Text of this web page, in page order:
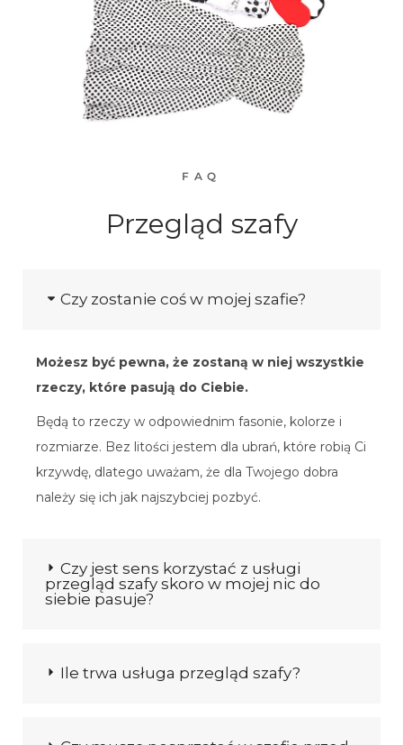
FAQ
Przegląd szafy
Czy zostanie coś w mojej szafie?
Możesz być pewna, że zostaną w niej wszystkie
rzeczy, które pasują do Ciebie.
Będą to rzeczy w odpowiednim fasonie, kolorze i
rozmiarze. Bez litości jestem dla ubrań, które robią Ci
krzywdę, dlatego uważam, że dla Twojego dobra
należy się ich jak najszybciej pozbyć.
Czy jest sens korzystać z usługi
przegląd szafy skoro w mojej nic do
siebie pasuje?
Ile trwa usługa przegląd szafy?